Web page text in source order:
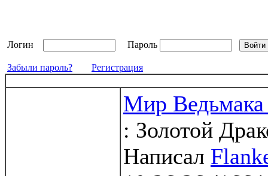
Логин Пароль
Забыли пароль? Регистрация
Мир Ведьмака
: Золотой
Написал